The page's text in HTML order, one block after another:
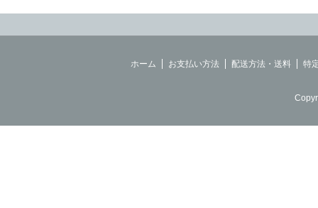
ホーム お支払い方法 配送方法・送料 特